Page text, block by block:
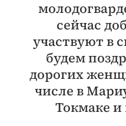
сейчас
участвуют в
будем
дорогих
числе в
Токмаке